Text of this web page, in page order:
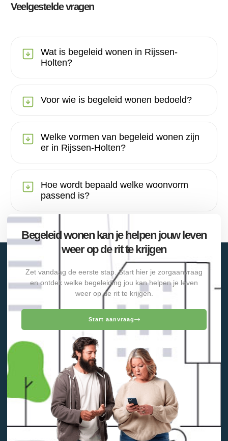
Veelgestelde vragen
Wat is begeleid wonen in Rijssen-
Holten?
Voor wie is begeleid wonen bedoeld?
Welke vormen van begeleid wonen zijn
er in Rijssen-Holten?
Hoe wordt bepaald welke woonvorm
passend is?
Begeleid wonen kan je helpen jouw leven
weer op de rit te krijgen
Zet vandaag de eerste stap. Start hier je zorgaanvraag
en ontdek welke begeleiding jou kan helpen je leven
weer op de rit te krijgen.
Start aanvraag